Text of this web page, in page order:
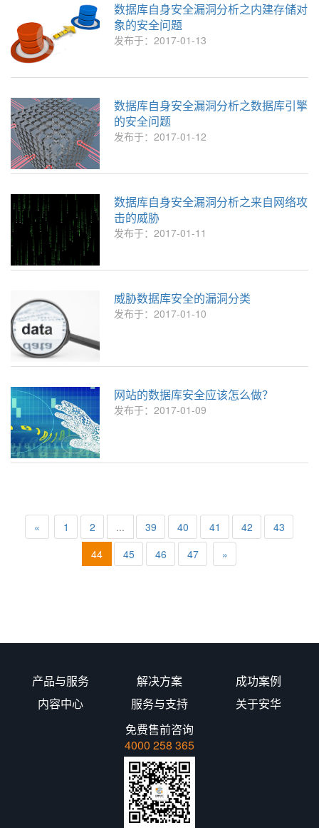
数据库自身安全漏洞分析之内建存储对
象的安全问题
发布于：2017-01-13
数据库自身安全漏洞分析之数据库引擎
的安全问题
发布于：2017-01-12
数据库自身安全漏洞分析之来自网络攻
击的威胁
发布于：2017-01-11
威胁数据库安全的漏洞分类
发布于：2017-01-10
网站的数据库安全应该怎么做？
发布于：2017-01-09
« 1 2 ... 39 40 41 42
43
44
45 46 47 »
产品与服务 解决方案
成功案例
内容中心
服务与支持
关于安华
免费售前咨询
4000 258 365